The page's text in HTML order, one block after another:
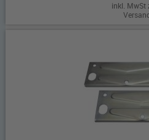
inkl. MwSt